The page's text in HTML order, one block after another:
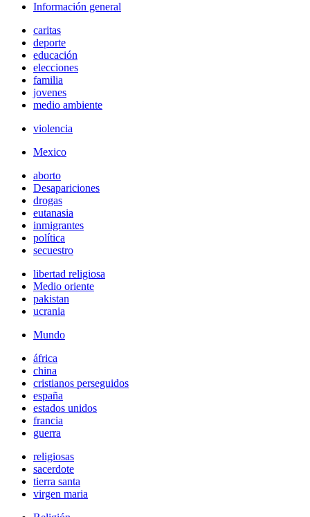
Información general
caritas
deporte
educación
elecciones
familia
jovenes
medio ambiente
violencia
Mexico
aborto
Desapariciones
drogas
eutanasia
inmigrantes
política
secuestro
libertad religiosa
Medio oriente
pakistan
ucrania
Mundo
áfrica
china
cristianos perseguidos
españa
estados unidos
francia
guerra
religiosas
sacerdote
tierra santa
virgen maria